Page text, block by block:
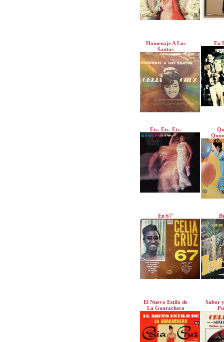
Homenaje A Los
Santos
En
Etc. Etc. Etc.
En 67'
El Nuevo Estilo de
La Guarachera
Sabor